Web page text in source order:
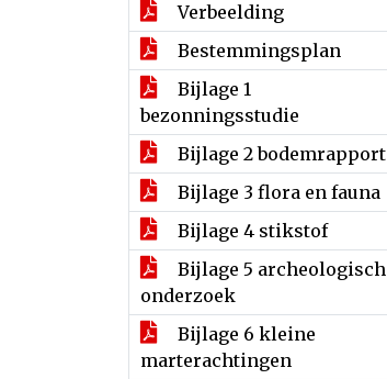
Verbeelding
Bestemmingsplan
Bijlage 1
bezonningsstudie
Bijlage 2 bodemrapport
Bijlage 3 flora en fauna
Bijlage 4 stikstof
Bijlage 5 archeologisch
onderzoek
Bijlage 6 kleine
marterachtingen